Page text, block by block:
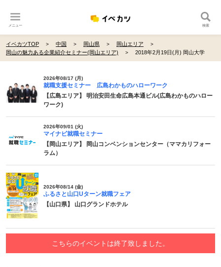
メニュー 検索
イベカツTOP 中国 岡山県
岡山エリア
岡山の魅力ある企業紹介セミナー(岡山エリア)
2018年2月19日(月) 岡山大学
2026年08/17 (月)
就職支援セミナー 広島わかものハローワーク
【広島エリア】 明治安田生命広島本通ビル(広島わかものハロー
ワーク)
2026年09/01 (火)
マイナビ就職セミナー
【岡山エリア】 岡山コンベンションセンター（ママカリフォー
ラム）
2026年08/14 (金)
ふるさと山口Uターン就職フェア
【山口県】 山口グランドホテル
こちらのイベントは終了致しました。